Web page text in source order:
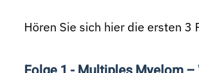
Hören Sie sich hier die ersten 3